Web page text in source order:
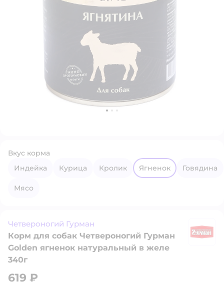
Вкус корма
индейка
курица кролик ягненок говядина
мясо
Четвероногий Гурман
Корм для собак Четвероногий Гурман
Golden ягненок натуральный в желе
340г
619 ₽